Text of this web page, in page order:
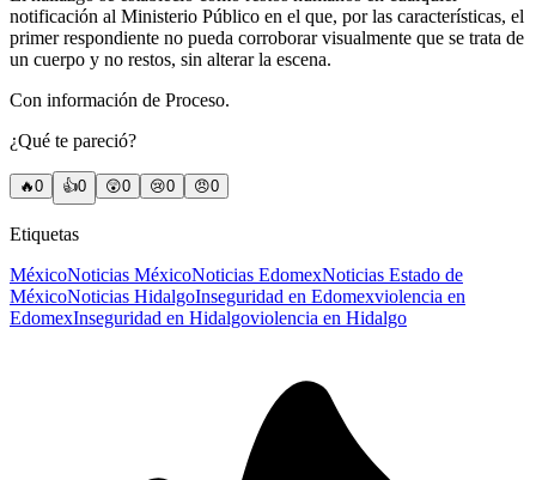
notificación al Ministerio Público en el que, por las características, el
primer respondiente no pueda corroborar visualmente que se trata de
un cuerpo y no restos, sin alterar la escena.
Con información de Proceso.
¿Qué te pareció?
🔥0 👍0 😲0 😢0 😠0
Etiquetas
MéxicoNoticias MéxicoNoticias EdomexNoticias Estado de
MéxicoNoticias HidalgoInseguridad en Edomexviolencia en
EdomexInseguridad en Hidalgoviolencia en Hidalgo